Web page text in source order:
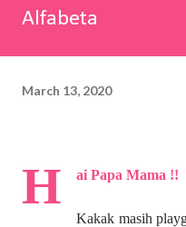
Alfabeta
March 13, 2020
H ai Papa Mama !!
Kakak masih